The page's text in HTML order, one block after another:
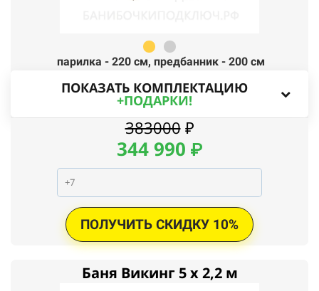
парилка - 220 см, предбанник - 200 см
ПОКАЗАТЬ КОМПЛЕКТАЦИЮ
+ПОДАРКИ!
383000 ₽
344990 ₽
ПОЛУЧИТЬ СКИДКУ 10%
Баня Викинг 5 x 2,2 м